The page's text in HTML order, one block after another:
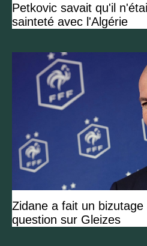
Petkovic savait qu'il
sainteté avec l'Algérie
Zidane a fait un
question sur Gleizes